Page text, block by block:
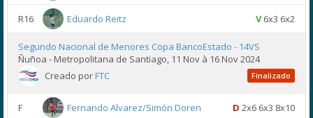
R16 Eduardo Reitz V6x3 6x2
Segundo Nacional de Menores Copa BancoEstado - 14VS
Ñuñoa - Metropolitana de Santiago, 11 Nov à 16 Nov 2024
Creado porFTC Finalizado
F Fernando Alvarez/Simón Doren D 2x6 6x3 8x10